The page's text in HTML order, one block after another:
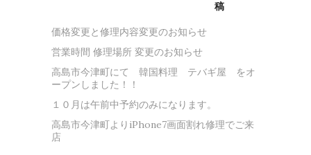
稿
価格変更と修理内容変更のお知らせ
営業時間 修理場所 変更のお知らせ
高島市今津町にて 韓国料理 テバギ屋 をオ
ープンしました！！
１０月は午前中予約のみになります。
高島市今津町よりiPhone7画面割れ修理でご来
店